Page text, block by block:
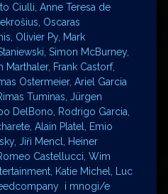
Ciulli, Anne Teresa de
Oscaras
Olivier Py, Mark
Simon McBurney,
Frank Castorf,
Ostermeier, Ariel Garcia
Tuminas, Jürgen
DelBono, Rodrigo Garcia,
Alain Platel, Emio
Jiři Mencl, Heiner
Castellucci, Wim
Katie Michel, Luc
i mnogi/e